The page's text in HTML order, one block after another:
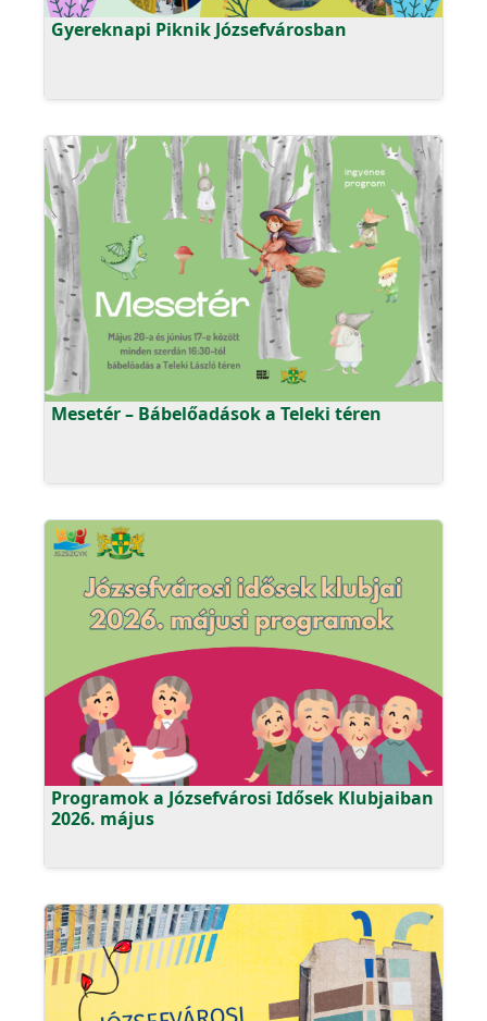
Gyereknapi Piknik Józsefvárosban
Mesetér – Bábelőadások a Teleki téren
Programok a Józsefvárosi Idősek Klubjaiban
2026. május